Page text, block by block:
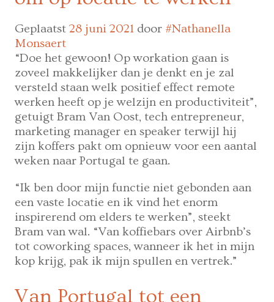
Geplaatst 28 juni 2021 door #Nathanella
Monsaert
“Doe het gewoon! Op workation gaan is
zoveel makkelijker dan je denkt en je zal
versteld staan welk positief effect remote
werken heeft op je welzijn en productiviteit”,
getuigt Bram Van Oost, tech entrepreneur,
marketing manager en speaker terwijl hij
zijn koffers pakt om opnieuw voor een aantal
weken naar Portugal te gaan.
“Ik ben door mijn functie niet gebonden aan
een vaste locatie en ik vind het enorm
inspirerend om elders te werken”, steekt
Bram van wal. “Van koffiebars over Airbnb’s
tot coworking spaces, wanneer ik het in mijn
kop krijg, pak ik mijn spullen en vertrek.”
Van Portugal tot een